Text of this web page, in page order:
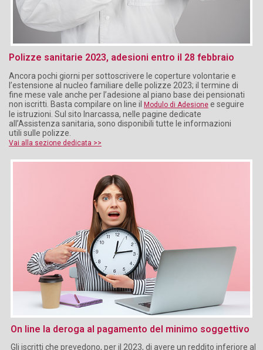
Polizze sanitarie 2023, adesioni entro il 28 febbraio
Ancora pochi giorni per sottoscrivere le coperture volontarie e
l’estensione al nucleo familiare delle polizze 2023; il termine di
fine mese vale anche per l’adesione al piano base dei pensionati
non iscritti. Basta compilare on line il
Modulo di Adesione e seguire
le istruzioni. Sul sito Inarcassa, nelle pagine dedicate
all’Assistenza sanitaria, sono disponibili tutte le informazioni
utili sulle polizze.
Vai alla sezione dedicata >>
On line la deroga al pagamento del minimo soggettivo
Gli iscritti che prevedono, per il 2023, di avere un reddito inferiore al